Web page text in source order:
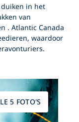
in het
van
.Atlantic Canada
waardoor
5 FOTO'S